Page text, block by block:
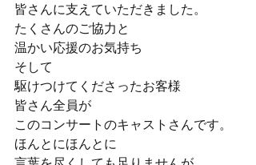
皆さんに支えていただきました。
たくさんのご協力と
温かい応援のお気持ち
そして
駆けつけてくださったお客様
皆さん全員が
このコンサートのキャストさんです。
ほんとにほんとに